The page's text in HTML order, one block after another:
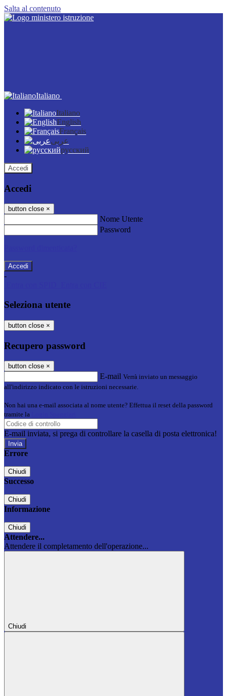
Salta al contenuto
Italiano
Italiano
English
Français
عربى
русский
Accedi
Accedi
button close ×
Nome Utente
Password
-
Seleziona utente
button close ×
Recupero password
button close ×
E-mail Verrà inviato un messaggio
all'indirizzo indicato con le istruzioni necessarie.
Non hai una e-mail associata al nome utente? Effettua il reset della password
tramite la
E-mail inviata, si prega di controllare la casella di posta elettronica!
Errore
Chiudi
Successo
Chiudi
Informazione
Chiudi
Attendere...
Attendere il completamento dell'operazione...
Chiudi